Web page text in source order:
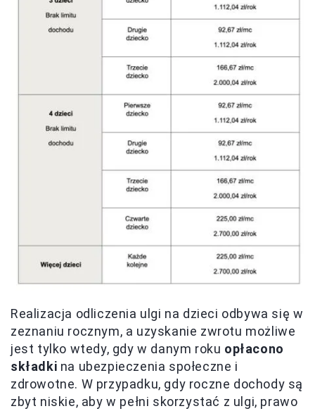
Realizacja odliczenia ulgi na dzieci odbywa się w
zeznaniu rocznym, a uzyskanie zwrotu możliwe
jest tylko wtedy, gdy w danym roku opłacono
składki na ubezpieczenia społeczne i
zdrowotne. W przypadku, gdy roczne dochody są
zbyt niskie, aby w pełni skorzystać z ulgi, prawo